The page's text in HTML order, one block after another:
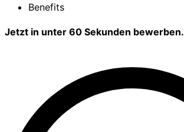
Benefits
Jetzt in unter 60 Sekunden bewerben.